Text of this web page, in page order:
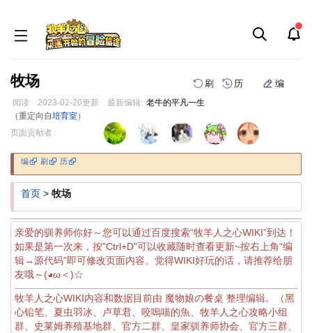
牧场 刷 历 编
阅读 2023-02-20更新 最新编辑: 老牛的平凡一生
（重定向自培育室）
跳
导
跳
搜
页面贡献者 :
编 刷 历
首页 > 牧场
亲爱的驯养师你好～您可以通过百度搜索“牧羊人之心WIKI”到达！
如果是第一次来，按"Ctrl+D"可以收藏随时查看更新~按右上角“编
辑→源代码”即可修改页面内容。觉得WIKI好玩的话，请推荐给朋
友哦～(◕ω＜)☆
牧羊人之心WIKI内容和数据目前由 魔物娘の餐桌 整理编辑。（黑
心铅笔、夏虫羽冰、卢草君、咬嗚喵的魚、牧羊人之心攻略小组
群、史莱姆养殖基地群、官方二群、皇家驯养师协会、官方三群、